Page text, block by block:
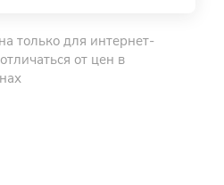
только для интернет-
от цен в